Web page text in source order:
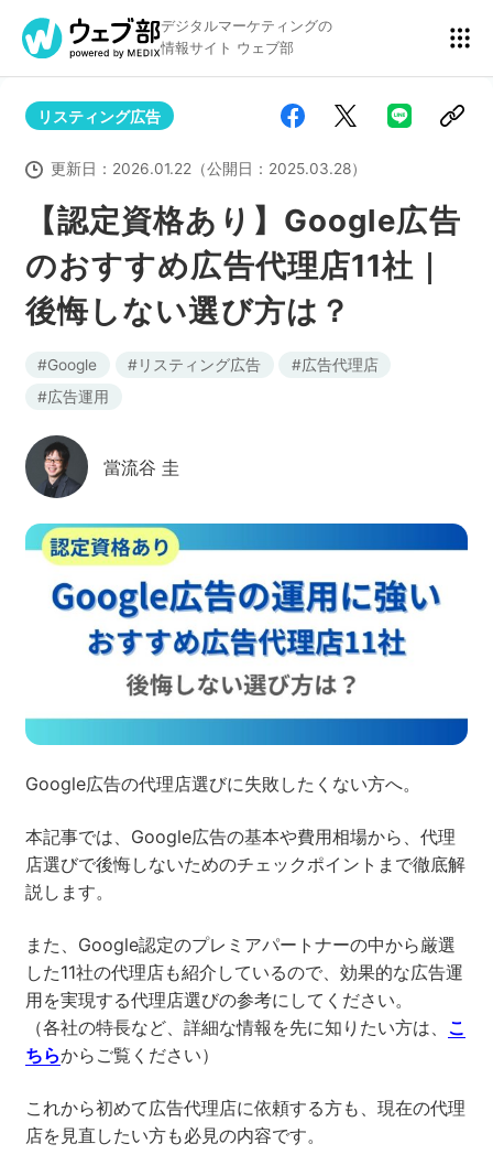
デジタルマーケティングの
情報サイト ウェブ部
リスティング広告 BtoBマーケティング
アクセス解析 ディスプレイ広告
アドテクノロジー 広告クリエイティブ
Webサイト構築
ネット市場調査データ
SEO ホワイトペーパー
Google Cloud／BI
実績・事例
セミナー
お問い合わせ
【認定資格あり】Google広告
のおすすめ広告代理店11社｜
後悔しない選び方は？
リスティング広告
更新日： 2026.01.22（公開日： 2025.03.28）
Google リスティング広告
広告代理店
広告運用
當流谷 圭
Google広告の代理店選びに失敗したくない方へ。
本記事では、Google広告の基本や費用相場から、代理
店選びで後悔しないためのチェックポイントまで徹底解
説します。
また、Google認定のプレミアパートナーの中から厳選
した11社の代理店も紹介しているので、効果的な広告運
用を実現する代理店選びの参考にしてください。
（各社の特長など、詳細な情報を先に知りたい方は、 こ
ちらからご覧ください）
これから初めて広告代理店に依頼する方も、現在の代理
店を見直したい方も必見の内容です。